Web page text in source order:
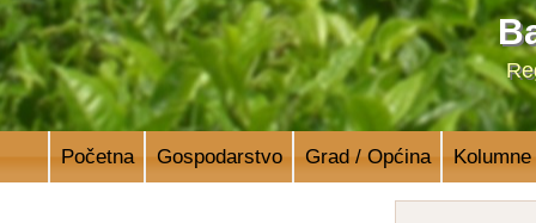
Početna Gospodarstvo Grad / Općina Kolumne